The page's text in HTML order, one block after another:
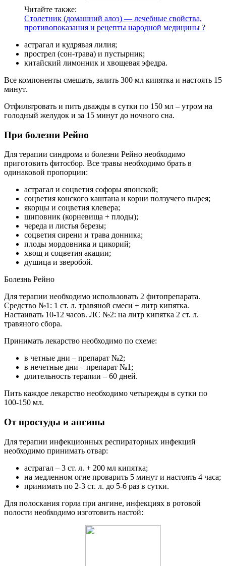
Читайте также:
Столетник (домашний алоэ) — лечебные свойства,
противопоказания и рецепты народной медицины ?
астрагал и кудрявая лилия;
прострел (сон-трава) и пустырник;
китайский лимонник и хвощевая эфедра.
Все компоненты смешать, залить 300 мл кипятка и настоять 15
минут.
Отфильтровать и пить дважды в сутки по 150 мл – утром на
голодный желудок и за 15 минут до ночного сна.
При болезни Рейно
Для терапии синдрома и болезни Рейно необходимо
приготовить фитосбор. Все травы необходимо брать в
одинаковой пропорции:
астрагал и соцветия софоры японской;
соцветия конского каштана и корни ползучего пырея;
якорцы и соцветия клевера;
шиповник (корневища + плоды);
череда и листья березы;
соцветия сирени и трава донника;
плоды мордовника и цикорий;
хвощ и соцветия акации;
душица и зверобой.
Болезнь Рейно
Для терапии необходимо использовать 2 фитопрепарата.
Средство №1: 1 ст. л. травяной смеси + литр кипятка.
Настаивать 10-12 часов. ЛС №2: на литр кипятка 2 ст. л.
травяного сбора.
Принимать лекарство необходимо по схеме:
в четные дни – препарат №2;
в нечетные дни – препарат №1;
длительность терапии – 60 дней.
Пить каждое лекарство необходимо четырежды в сутки по
100-150 мл.
От простуды и ангины
Для терапии инфекционных респираторных инфекций
необходимо принимать отвар:
астрагал – 3 ст. л. + 200 мл кипятка;
на медленном огне проварить 5 минут и настоять 4 часа;
принимать по 2-3 ст. л. до 5-6 раз в сутки.
Для полоскания горла при ангине, инфекциях в ротовой
полости необходимо изготовить настой: